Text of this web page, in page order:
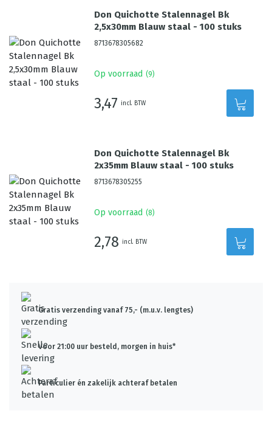
Don Quichotte Stalennagel Bk
2,5x30mm Blauw staal - 100 stuks
8713678305682
Op voorraad (9)
3,47 incl. BTW
Don Quichotte Stalennagel Bk
2x35mm Blauw staal - 100 stuks
8713678305255
Op voorraad (8)
2,78 incl. BTW
Gratis verzending vanaf 75,- (m.u.v. lengtes)
Voor 21:00 uur besteld, morgen in huis*
Particulier én zakelijk achteraf betalen